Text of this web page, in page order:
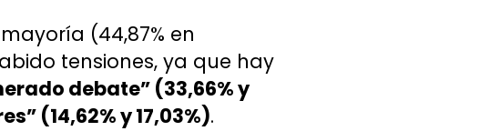
(44,87% en
tensiones, ya que hay
debate” (33,66% y
(14,62% y 17,03%).